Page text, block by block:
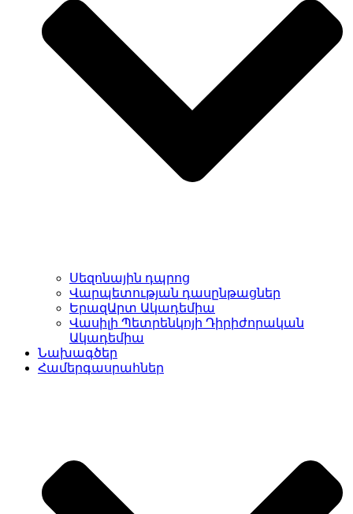
Սեզոնային դպրոց
Վարպետության դասընթացներ
ԵրազԱրտ Ակադեմիա
Վասիլի Պետրենկոյի Դիրիժորական
Ակադեմիա
Նախագծեր
Համերգասրահներ